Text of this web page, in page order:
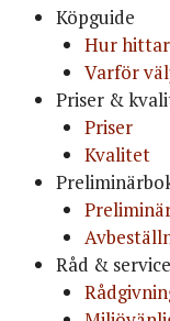
Köpguide
Hur hittar
Varför
Priser &
Priser
Kvalitet
Råd & service